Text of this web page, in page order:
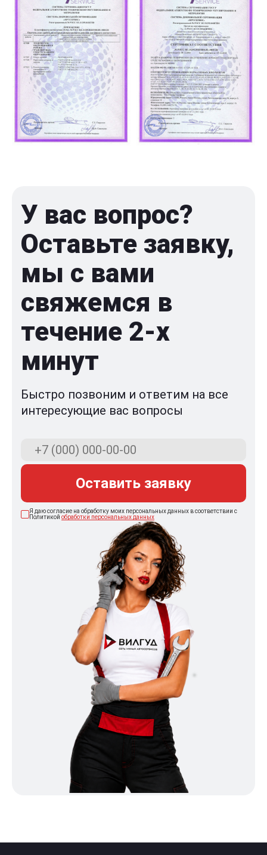
У вас вопрос?
Оставьте заявку,
мы с вами
свяжемся в
течение 2-x
минут
Быстро позвоним и ответим на все
интересующие вас вопросы
Оставить заявку
Я даю согласие на обработку моих персональных данных в соответствии с
Политикой обработки персональных данных